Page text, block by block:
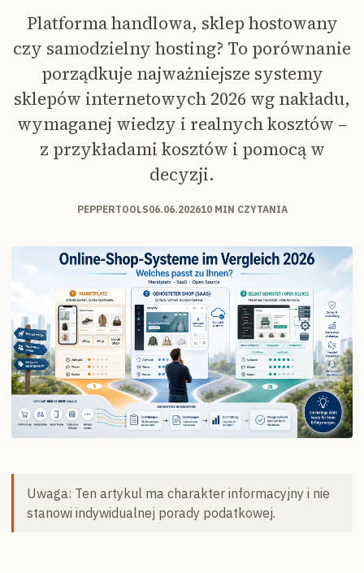
Platforma handlowa, sklep hostowany
czy samodzielny hosting? To porównanie
porządkuje najważniejsze systemy
sklepów internetowych 2026 wg nakładu,
wymaganej wiedzy i realnych kosztów –
z przykładami kosztów i pomocą w
decyzji.
PEPPERTOOLS06.06.202610 MIN CZYTANIA
Uwaga: Ten artykul ma charakter informacyjny i nie
stanowi indywidualnej porady podatkowej.